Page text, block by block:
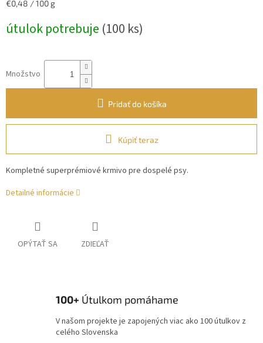
Jednotková
€0,48 / 100 g
útulok potrebuje (100 ks)
Množstvo
Pridať do košíka
Kúpiť teraz
Kompletné superprémiové krmivo pre dospelé psy.
Detailné informácie
OPÝTAŤ SA ZDIEĽAŤ
100+ Útulkom pomáhame
V našom projekte je zapojených viac ako 100 útulkov z
celého Slovenska